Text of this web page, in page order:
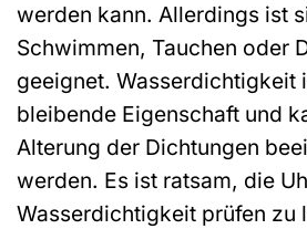
werden kann. Allerdings ist
Schwimmen, Tauchen oder
geeignet. Wasserdichtigkeit
bleibende Eigenschaft und
Alterung der Dichtungen
werden. Es ist ratsam, die
Wasserdichtigkeit prüfen zu